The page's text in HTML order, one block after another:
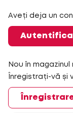
Aveți deja un
Nou în
Înregistrați-vă și